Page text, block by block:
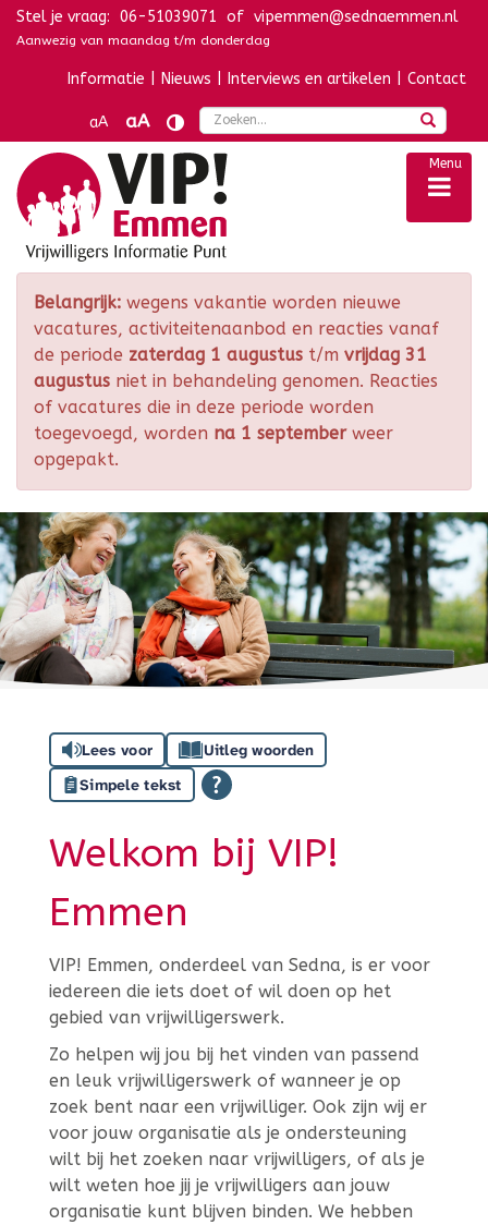
Navigatie overslaan
Stel je vraag: 06-51039071 of vipemmen@sednaemmen.nl
Aanwezig van maandag t/m donderdag
Informatie Nieuws Interviews en artikelen Contact
aA aA
Menu
Belangrijk: wegens vakantie worden nieuwe
vacatures, activiteitenaanbod en reacties vanaf
de periode zaterdag 1 augustus t/m vrijdag 31
augustus niet in behandeling genomen. Reacties
of vacatures die in deze periode worden
toegevoegd, worden na 1 septemberweer
opgepakt.
Lees voor
Uitleg woorden
Simpele tekst
Welkom bij VIP!
Emmen
VIP! Emmen, onderdeel van Sedna, is er voor
iedereen die iets doet of wil doen op het
gebied van vrijwilligerswerk.
Zo helpen wij jou bij het vinden van passend
en leuk vrijwilligerswerk of wanneer je op
zoek bent naar een vrijwilliger. Ook zijn wij er
voor jouw organisatie als je ondersteuning
wilt bij het zoeken naar vrijwilligers, of als je
wilt weten hoe jij je vrijwilligers aan jouw
organisatie kunt blijven binden. We hebben